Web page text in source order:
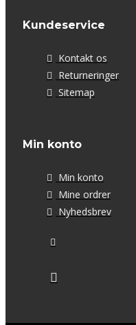
Kundeservice
Kontakt os
Returneringer
Sitemap
Min konto
Min konto
Mine ordrer
Nyhedsbrev